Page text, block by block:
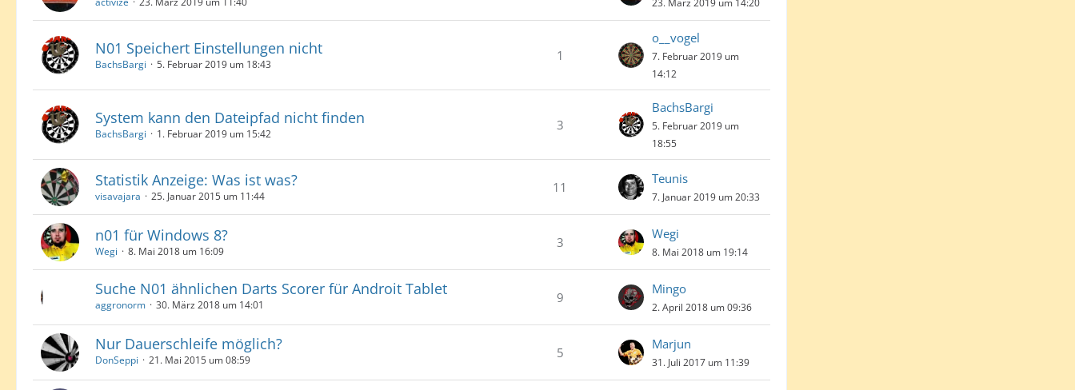
23. März 2019 um 14:20
N01 Speichert Einstellungen nicht
BachsBargi 5. Februar 2019 um 18:43
1
o__vogel
7. Februar 2019 um
14:12
System kann den Dateipfad nicht finden
BachsBargi 1. Februar 2019 um 15:42
3
BachsBargi
5. Februar 2019 um
18:55
Statistik Anzeige: Was ist was?
visavajara 25. Januar 2015 um 11:44
11
Teunis
7. Januar 2019 um 20:33
n01 für Windows 8?
Wegi 8. Mai 2018 um 16:09
3
Wegi
8. Mai 2018 um 19:14
Suche N01 ähnlichen Darts Scorer für Androit Tablet
aggronorm 30. März 2018 um 14:01 9
Mingo
2. April 2018 um 09:36
Nur Dauerschleife möglich?
DonSeppi 21. Mai 2015 um 08:59 5
Marjun
31. Juli 2017 um 11:39